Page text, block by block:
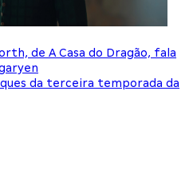
de A Casa do Dragão, fala
da terceira temporada da